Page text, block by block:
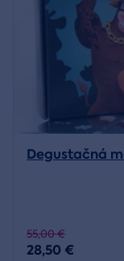
Degustačná
55,00 €
28,50 €